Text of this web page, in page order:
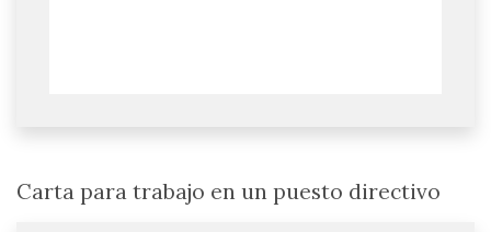
Carta para trabajo en un puesto directivo